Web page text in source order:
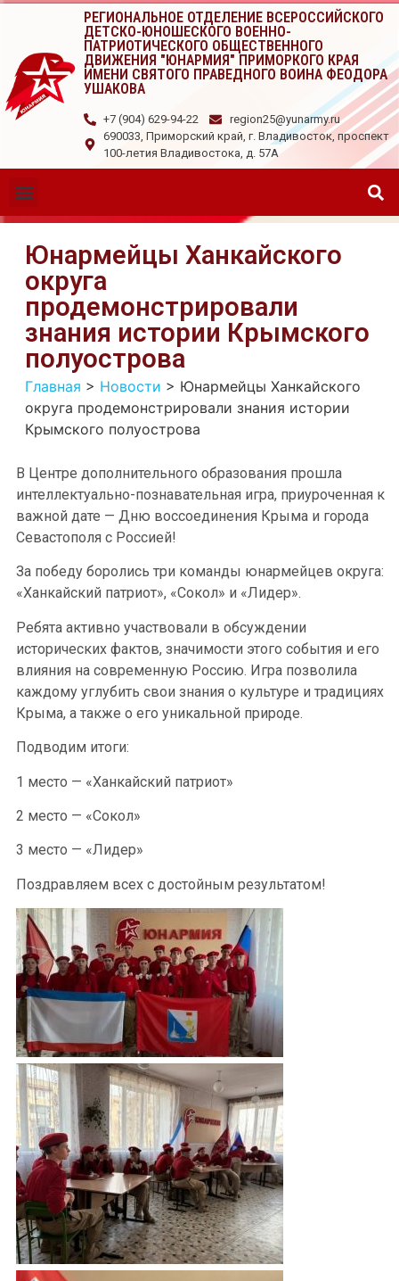
РЕГИОНАЛЬНОЕ ОТДЕЛЕНИЕ ВСЕРОССИЙСКОГО
ДЕТСКО-ЮНОШЕСКОГО ВОЕННО-
ПАТРИОТИЧЕСКОГО ОБЩЕСТВЕННОГО
ДВИЖЕНИЯ "ЮНАРМИЯ" ПРИМОРКОГО КРАЯ
ИМЕНИ СВЯТОГО ПРАВЕДНОГО ВОИНА ФЕОДОРА
УШАКОВА
+7 (904) 629-94-22
region25@yunarmy.ru
690033, Приморский край, г. Владивосток, проспект
100-летия Владивостока, д. 57А
Юнармейцы Ханкайского
округа
продемонстрировали
знания истории Крымского
полуострова
Главная > Новости > Юнармейцы Ханкайского
округа продемонстрировали знания истории
Крымского полуострова
В Центре дополнительного образования прошла
интеллектуально-познавательная игра, приуроченная к
важной дате — Дню воссоединения Крыма и города
Севастополя с Россией!
За победу боролись три команды юнармейцев округа:
«Ханкайский патриот», «Сокол» и «Лидер».
Ребята активно участвовали в обсуждении
исторических фактов, значимости этого события и его
влияния на современную Россию. Игра позволила
каждому углубить свои знания о культуре и традициях
Крыма, а также о его уникальной природе.
Подводим итоги:
1 место — «Ханкайский патриот»
2 место — «Сокол»
3 место — «Лидер»
Поздравляем всех с достойным результатом!